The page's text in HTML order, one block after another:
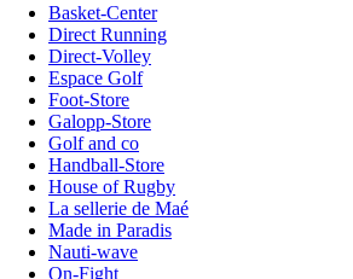
Basket-Center
Direct Running
Direct-Volley
Espace Golf
Foot-Store
Galopp-Store
Golf and co
Handball-Store
House of Rugby
La sellerie de Maé
Made in Paradis
Nauti-wave
On-Fight